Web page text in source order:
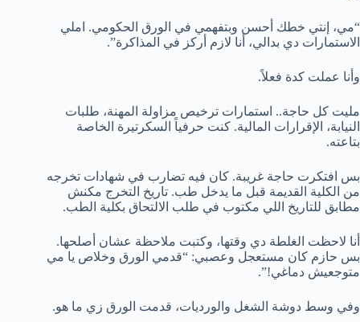
“مي، إنتي خطك أحسن وبتفهمي في الورق الحكومي. املي
الاستمارات دي بدالي، أنا لازم أركز في المذاكرة”.
وأنا عملت كدة فعلاً.
مليت كل حاجة.. استمارات ترخيص مزاولة المهنة، طلبات
النيابة، الإقرارات المالية. كنت حرفياً السكرتيرة الخاصة
بتاعته.
بس افتكرت حاجة غريبة. كان فيه تضارب في شهادات تخرجه
من الكلية القديمة قبل ما يدخل طب. تاريخ التخرج مكنش
مطابق للتاريخ اللي مكتوب في طلب الالتحاق بكلية الطب.
أنا لاحظت الغلطة دي وقتها، وكتبت ملاحظة عشان أصلحها.
بس حازم كان مستعجل وعصبي: “قدمي الورق وخلاص يا مي
متوجعيش دماغي!”.
وفي وسط دوشة الشغل والورديات، قدمت الورق زي ما هو.